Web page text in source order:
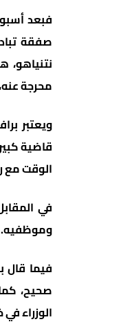
فبعد
صفقة
محرجة
قاضية
الوقت مع
في
وموظفيه.
فيما قال
صحيح،
الوزراء